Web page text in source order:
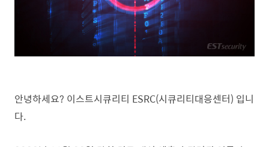
안녕하세요? 이스트시큐리티 ESRC(시큐리티대응센터) 입니
다.